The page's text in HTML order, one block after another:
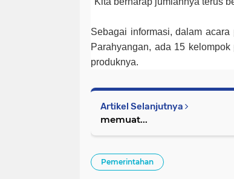
Sebagai informasi, dalam
Parahyangan, ada 15
produknya.
Artikel Selanjutnya
memuat...
Pemerintahan